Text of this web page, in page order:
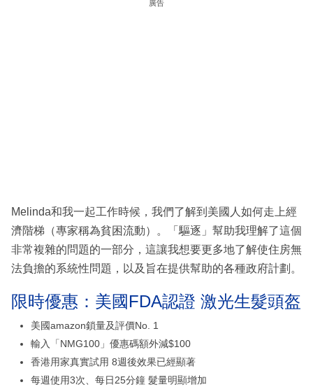
廣告
Melinda和我一起工作時候，我們了解到美國人如何走上經
濟階梯（專家稱為貧困流動）。「驅逐」幫助我理解了這個
非常複雜的問題的一部分，這讓我想要更多地了解使住房無
法負擔的系統性問題，以及旨在提供幫助的各種政府計劃。
限時優惠：美國FDA認證 激光生髮頭盔
美國amazon鎖量及評價No. 1
輸入「NMG100」優惠碼額外減$100
香港用家真實試用 8週後效果已經顯著
每週使用3次、每日25分鐘 髮量明顯增加